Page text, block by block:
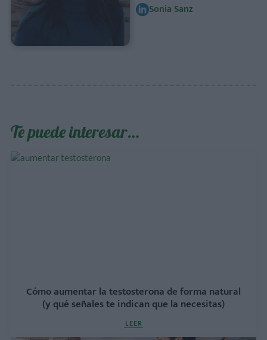
Sonia Sanz
Te puede interesar…
Cómo aumentar la testosterona de forma natural
(y qué señales te indican que la necesitas)
LEER